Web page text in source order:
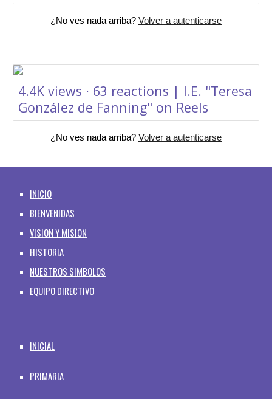
¿No ves nada arriba? Volver a autenticarse
4.4K views · 63 reactions | I.E. "Teresa
González de Fanning" on Reels
¿No ves nada arriba? Volver a autenticarse
INICIO
BIENVENIDAS
VISION Y MISION
HISTORIA
NUESTROS SIMBOLOS
EQUIPO DIRECTIVO
INICIAL
PRIMARIA